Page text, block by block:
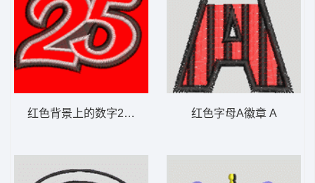
红色背景上的数字25刺绣 数字25 红色字母A徽章 A